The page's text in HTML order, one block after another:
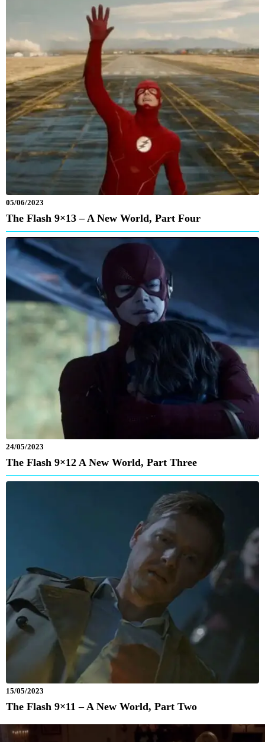
05/06/2023
The Flash 9×13 – A New World, Part Four
24/05/2023
The Flash 9×12 A New World, Part Three
15/05/2023
The Flash 9×11 – A New World, Part Two